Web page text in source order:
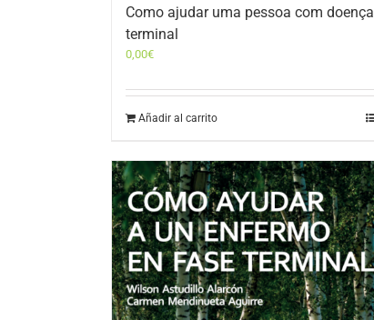
Como ajudar uma pessoa com doença
terminal
0,00€
Añadir al carrito